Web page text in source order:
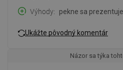
Výhody
pekne sa prezentuje.
Ukážte pôvodný komentár
Názor sa týka